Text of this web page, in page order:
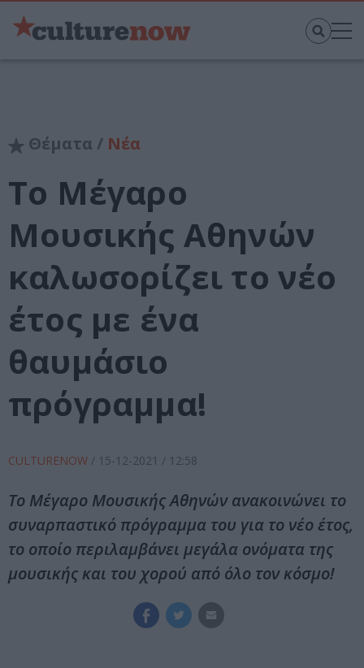
Θέματα / Νέα
Το Μέγαρο
Μουσικής Αθηνών
καλωσορίζει το νέο
έτος με ένα
θαυμάσιο
πρόγραμμα!
CULTURENOW / 15-12-2021 / 12:58
Το Μέγαρο Μουσικής Αθηνών ανακοινώνει το
συναρπαστικό πρόγραμμα του για το νέο έτος,
το οποίο περιλαμβάνει μεγάλα ονόματα της
μουσικής και του χορού από όλο τον κόσμο!